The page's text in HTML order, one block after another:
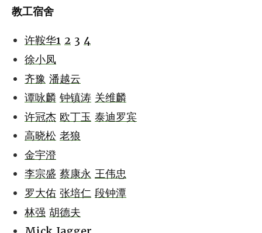
教工宿舍
许鞍华1 2 3 4
徐小凤
齐豫 潘越云
谭咏麟 钟镇涛 关维麟
许冠杰 欧丁玉 泰迪罗宾
高晓松 老狼
金宇澄
李宗盛 蔡康永 王伟忠
罗大佑 张培仁 段钟潭
林强 胡德夫